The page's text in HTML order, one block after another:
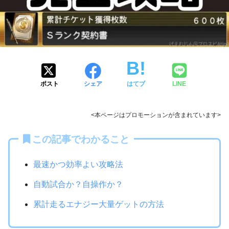
ポスト シェア はてブ LINE
<本ページはプロモーションが含まれています>
この記事でわかること
最速かつ効率よい攻略法
自動試合か？自操作か？
累計走るエナジー大量ゲットの方法